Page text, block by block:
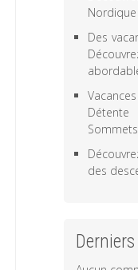
Nordique
Des
Sommets
des